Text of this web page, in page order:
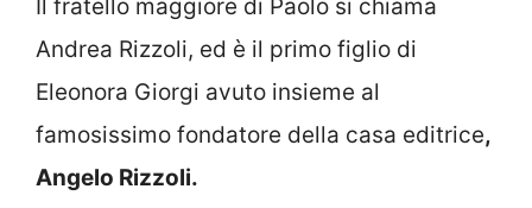
Il fratello maggiore di Paolo si chiama
Andrea Rizzoli, ed è il primo figlio di
Eleonora Giorgi avuto insieme al
famosissimo fondatore della casa editrice,
Angelo Rizzoli.